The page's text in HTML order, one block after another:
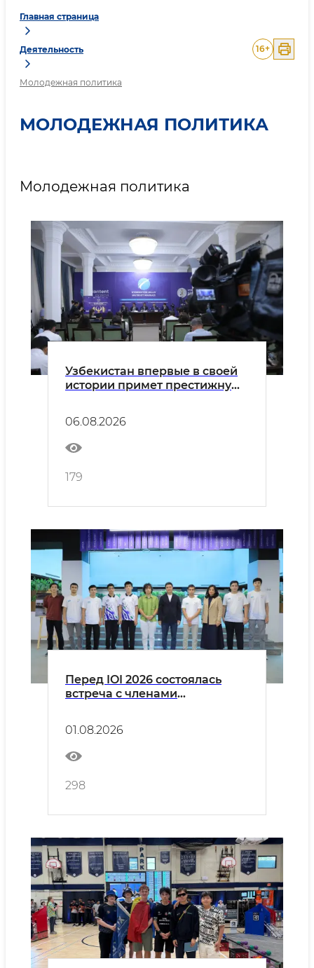
Главная страница
Деятельность
Молодежная политика
16+
МОЛОДЕЖНАЯ ПОЛИТИКА
Молодежная политика
Узбекистан впервые в своей
истории примет престижную
06.08.2026
179
Перед IOI 2026 состоялась
встреча с членами
01.08.2026
298